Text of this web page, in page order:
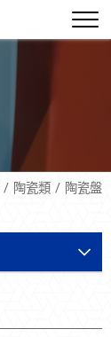
陶瓷類 陶瓷盤